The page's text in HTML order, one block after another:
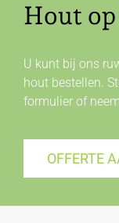
Hout
U kunt bij ons
hout bestellen.
formulier of
OFFERTE